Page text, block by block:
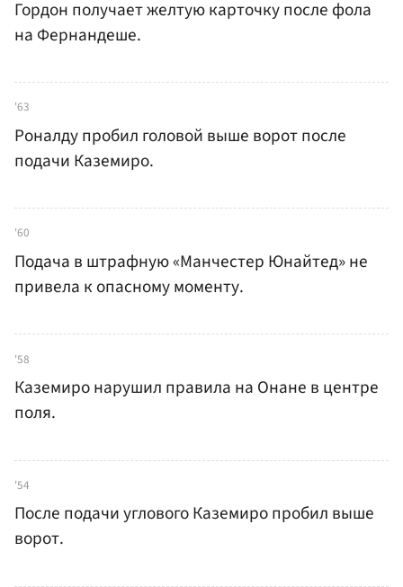
Гордон получает желтую карточку после фола
на Фернандеше.
'63
Роналду пробил головой выше ворот после
подачи Каземиро.
'60
Подача в штрафную «Манчестер Юнайтед» не
привела к опасному моменту.
'58
Каземиро нарушил правила на Онане в центре
поля.
'54
После подачи углового Каземиро пробил выше
ворот.